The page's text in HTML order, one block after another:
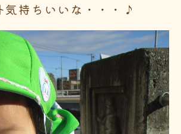
持ちいいな・・・♪